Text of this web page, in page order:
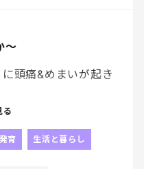
〜
頭痛&めまいが起き
どもを迎えに行き、仕
る
育 生活と暮らし